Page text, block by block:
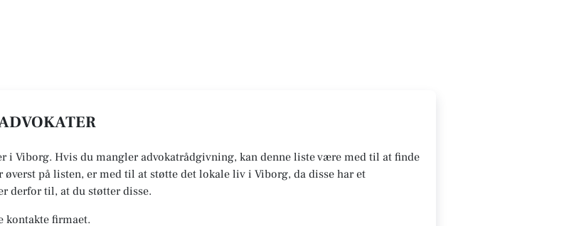
i Viborg. Hvis du mangler advokatrådgivning, kan denne liste være med til at finde
på listen, er med til at støtte det lokale liv i Viborg, da disse har et
derfor til, at du støtter disse.
kontakte firmaet.